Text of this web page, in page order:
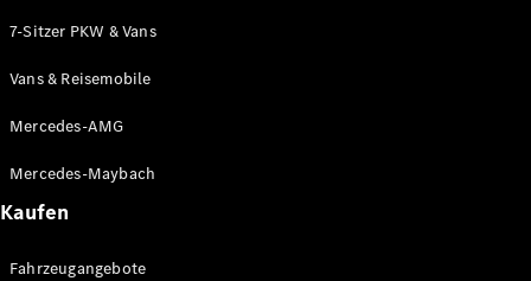
AMG
Maybach
Mercedes-
Classic
7-Sitzer PKW & Vans
Vans & Reisemobile
Mercedes-AMG
Mercedes-Maybach
Kaufen
Fahrzeugangebote